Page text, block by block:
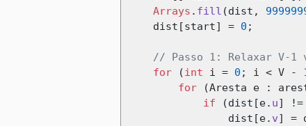
Arrays . fill (dist ,
    dist
[start] = 0 ;
// Passo 1: Relaxar V-1
for
(int i = 0 ; i < V -
for
(Aresta e :
if
(dist [e. u] !=
                dist
[e. v] =